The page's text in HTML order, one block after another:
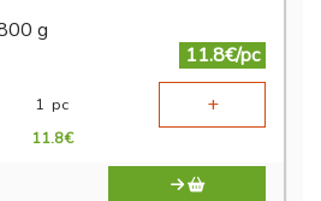
g
11.8€/pc
1 pc +
11.8€